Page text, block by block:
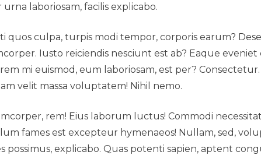
laboriosam, facilis explicabo.
quos culpa, turpis modi tempor, corporis earum?
Iusto reiciendis nesciunt est ab? Eaque
mi euismod, eum laboriosam, est per?
velit massa voluptatem! Nihil nemo.
rem! Eius laborum luctus! Commodi
fames est excepteur hymenaeos! Nullam, sed,
possimus, explicabo. Quas potenti sapien, aptent